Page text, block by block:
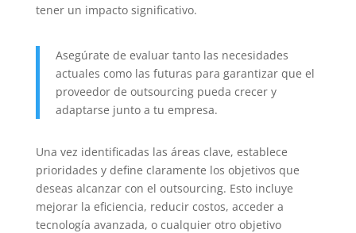
tener un impacto significativo.
Asegúrate de evaluar tanto las necesidades
actuales como las futuras para garantizar que el
proveedor de outsourcing pueda crecer y
adaptarse junto a tu empresa.
Una vez identificadas las áreas clave, establece
prioridades y define claramente los objetivos que
deseas alcanzar con el outsourcing. Esto incluye
mejorar la eficiencia, reducir costos, acceder a
tecnología avanzada, o cualquier otro objetivo